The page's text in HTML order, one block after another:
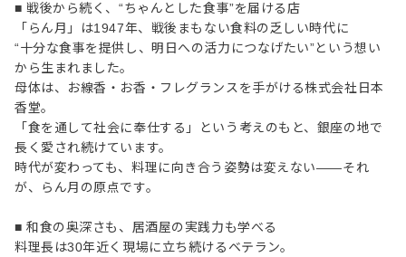
■ 戦後から続く、“ちゃんとした食事”を届ける店
「らん月」は1947年、戦後まもない食料の乏しい時代に
“十分な食事を提供し、明日への活力につなげたい”という想い
から生まれました。
母体は、お線香・お香・フレグランスを手がける株式会社日本
香堂。
「食を通して社会に奉仕する」という考えのもと、銀座の地で
長く愛され続けています。
時代が変わっても、料理に向き合う姿勢は変えない――それ
が、らん月の原点です。
■ 和食の奥深さも、居酒屋の実践力も学べる
料理長は30年近く現場に立ち続けるベテラン。